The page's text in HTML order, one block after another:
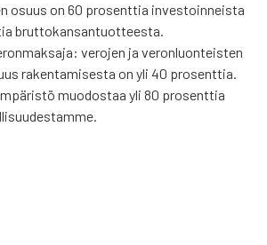
osuus on 60 prosenttia investoinneista
bruttokansantuotteesta.
verojen ja veronluonteisten
rakentamisesta on yli 40 prosenttia.
muodostaa yli 80 prosenttia